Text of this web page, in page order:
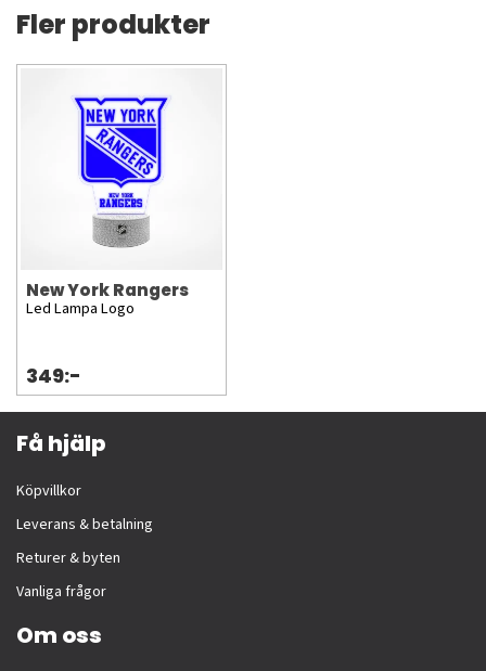
Fler produkter
New York Rangers
Led Lampa Logo
349:-
Få hjälp
Köpvillkor
Leverans & betalning
Returer & byten
Vanliga frågor
Om oss